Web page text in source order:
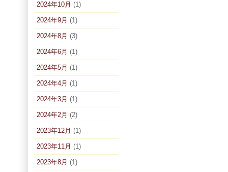
2024年10月 (1)
2024年9月 (1)
2024年8月 (3)
2024年6月 (1)
2024年5月 (1)
2024年4月 (1)
2024年3月 (1)
2024年2月 (2)
2023年12月 (1)
2023年11月 (1)
2023年8月 (1)